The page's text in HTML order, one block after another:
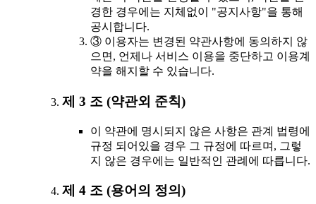
경한 경우에는 지체없이 "공지사항"을 통해
공시합니다.
③ 이용자는 변경된 약관사항에 동의하지 않
으면, 언제나 서비스 이용을 중단하고 이용계
약을 해지할 수 있습니다.
제 3 조 (약관외 준칙)
이 약관에 명시되지 않은 사항은 관계 법령에
규정 되어있을 경우 그 규정에 따르며, 그렇
지 않은 경우에는 일반적인 관례에 따릅니다.
제 4 조 (용어의 정의)